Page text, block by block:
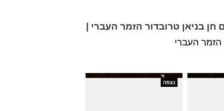
בניאן טרובדור הזמר העברי |
הזמר העברי
נצפה